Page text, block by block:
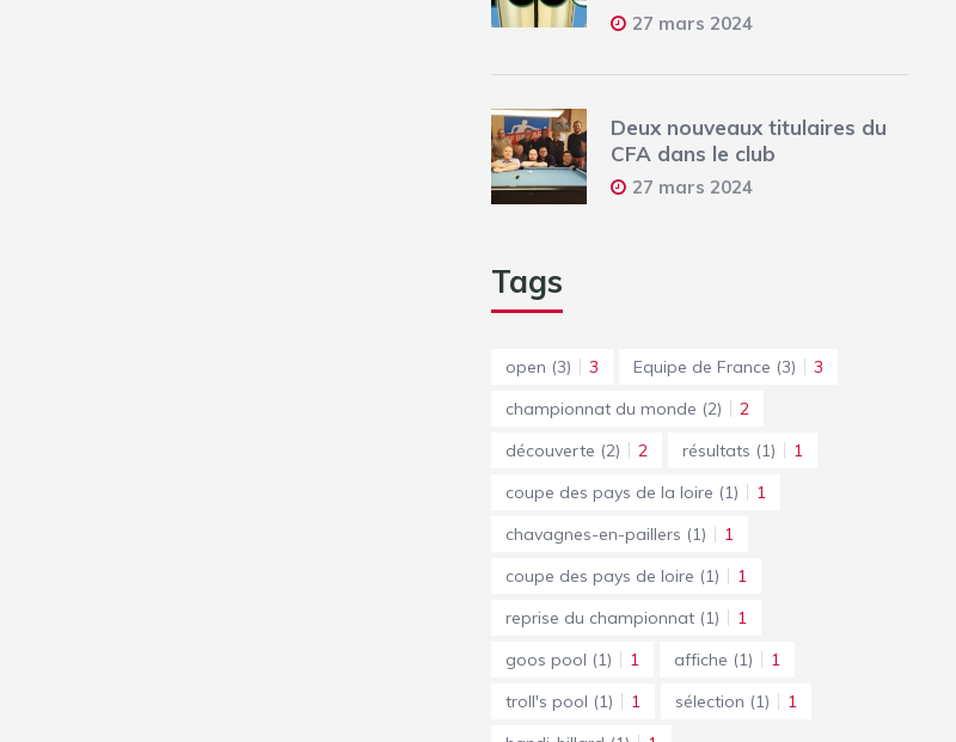
27 mars 2024
Deux nouveaux titulaires du
CFA dans le club
27 mars 2024
Tags
open (3) 3 Equipe de France (3)
3
championnat du monde (2)
2
découverte (2) 2 résultats (1)
1
coupe des pays de la loire (1)
1
chavagnes-en-paillers (1)
1
coupe des pays de loire (1)
1
reprise du championnat(1)
1
goos pool (1) 1 affiche (1)
1
troll's pool (1) 1 sélection (1)
1